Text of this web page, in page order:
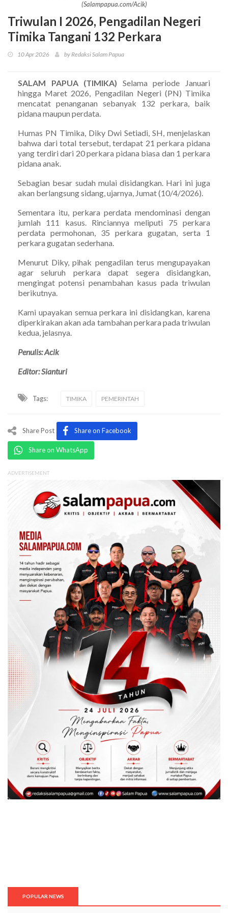
(Salampapua.com/Acik)
Triwulan I 2026, Pengadilan Negeri
Timika Tangani 132 Perkara
10 Apr 2026 by Redaksi Salam Papua
SALAM PAPUA (TIMIKA) Selama periode Januari
hingga Maret 2026, Pengadilan Negeri (PN) Timika
mencatat penanganan sebanyak 132 perkara, baik
pidana maupun perdata.
Humas PN Timika, Diky Dwi Setiadi, SH, menjelaskan
bahwa dari total tersebut, terdapat 21 perkara pidana
yang terdiri dari 20 perkara pidana biasa dan 1 perkara
pidana anak.
Sebagian besar sudah mulai disidangkan. Hari ini juga
akan berlangsung sidang, ujarnya, Jumat (10/4/2026).
Sementara itu, perkara perdata mendominasi dengan
jumlah 111 kasus. Rinciannya meliputi 75 perkara
perdata permohonan, 35 perkara gugatan, serta 1
perkara gugatan sederhana.
Menurut Diky, pihak pengadilan terus mengupayakan
agar seluruh perkara dapat segera disidangkan,
mengingat potensi penambahan kasus pada triwulan
berikutnya.
Kami upayakan semua perkara ini disidangkan, karena
diperkirakan akan ada tambahan perkara pada triwulan
kedua, jelasnya.
Penulis: Acik
Editor: Sianturi
Tags: TIMIKA PEMERINTAH
Share Post Share on Facebook
Share on WhatsApp
ADVERTISEMENT
POPULAR NEWS